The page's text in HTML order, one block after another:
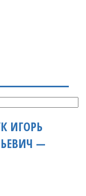
ИГОРЬ
—